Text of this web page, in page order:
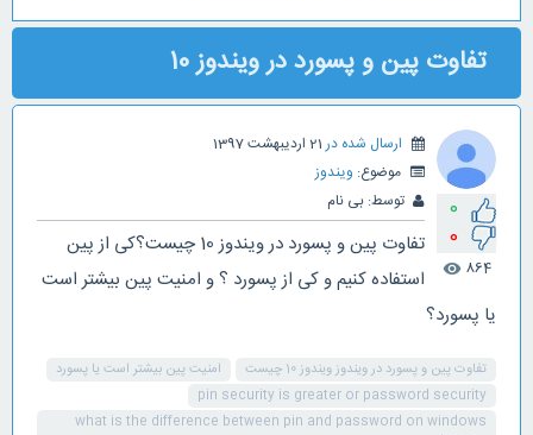
تفاوت پین و پسورد در ویندوز 10
0
0
864
visibility
ارسال شده در 21 اردیبهشت 1397
موضوع: ویندوز
توسط: بی نام
تفاوت پین و پسورد در ویندوز 10 چیست؟کی از پین
استفاده کنیم و کی از پسورد ؟ و امنیت پین بیشتر است
یا پسورد؟
تفاوت پین و پسورد در ویندوز ویندوز 10 چیست
امنیت پین بیشتر است یا پسورد
pin security is greater or password security
what is the difference between pin and password on windows